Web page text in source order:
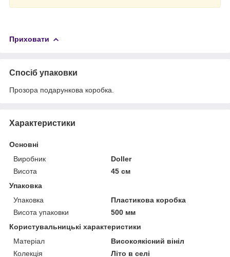
Приховати
Спосіб упаковки
Прозора подарункова коробка.
Характеристики
Основні
Виробник
Doller
Висота
45 см
Упаковка
Упаковка
Пластикова коробка
Висота упаковки
500 мм
Користувальницькі характеристики
Матеріал
Високоякісний вініл
Колекція
Літо в селі